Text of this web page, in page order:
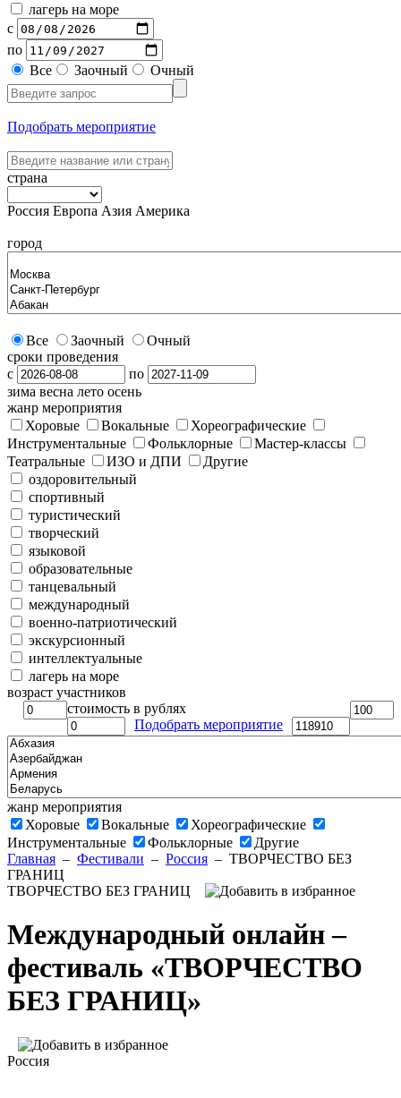
лагерь на море
с
по
Все
Заочный Очный
Подобрать мероприятие
страна
Россия Европа Азия Америка
город
Все Заочный
Очный
сроки проведения
с
по
зима весна лето осень
жанр мероприятия
Хоровые
Вокальные
Хореографические
Инструментальные
Фольклорные
Мастер-классы
Театральные
ИЗО и ДПИ
Другие
оздоровительный
спортивный
туристический
творческий
языковой
образовательные
танцевальный
международный
военно-патриотический
экскурсионный
интеллектуальные
лагерь на море
возраст участников
стоимость в рублях
Подобрать мероприятие
жанр мероприятия
Хоровые
Вокальные
Хореографические
Инструментальные
Фольклорные
Другие
Главная – Фестивали – Россия – ТВОРЧЕСТВО БЕЗ
ГРАНИЦ
ТВОРЧЕСТВО БЕЗ ГРАНИЦ
Международный онлайн –
фестиваль «ТВОРЧЕСТВО
БЕЗ ГРАНИЦ»
Россия